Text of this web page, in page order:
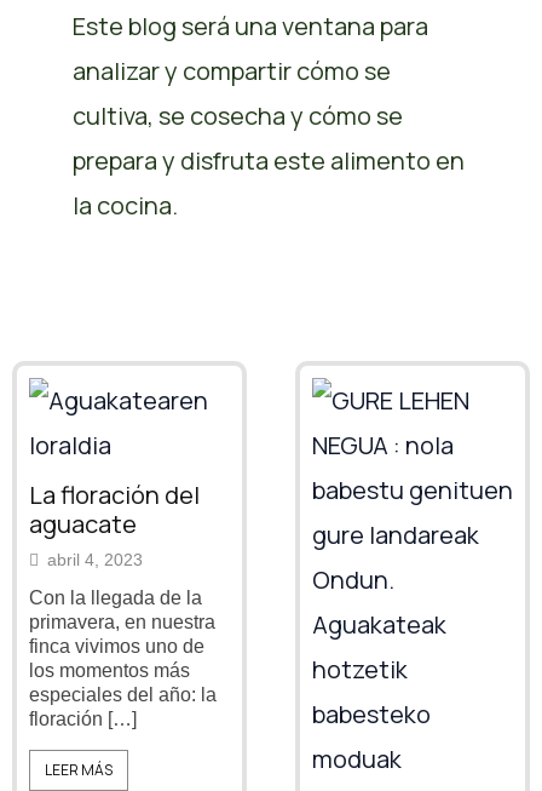
Este blog será una ventana para
analizar y compartir cómo se
cultiva, se cosecha y cómo se
prepara y disfruta este alimento en
la cocina.
La floración del
aguacate
abril 4, 2023
Con la llegada de la
primavera, en nuestra
finca vivimos uno de
los momentos más
especiales del año: la
floración […]
LEER MÁS